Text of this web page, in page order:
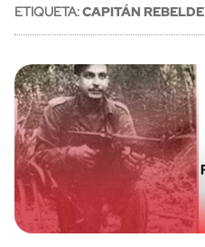
ETIQUETA:CAPITÁN REBELDE